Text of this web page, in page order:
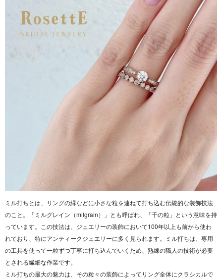
ミル打ちとは、リングの縁などに小さな粒を連ねて打ち込む伝統的な装飾技法
のこと。「ミルグレイン（milgrain）」とも呼ばれ、「千の粒」という意味を持
っています。この技法は、ジュエリーの装飾において100年以上も前から使わ
れており、特にアンティークジュエリーに多く見られます。ミル打ちは、専用
の工具を使って一粒ずつ丁寧に打ち込んでいくため、熟練の職人の技術が必要
とされる繊細な作業です。
ミル打ちの最大の魅力は、その粒々の装飾によってリング全体にクラシカルで